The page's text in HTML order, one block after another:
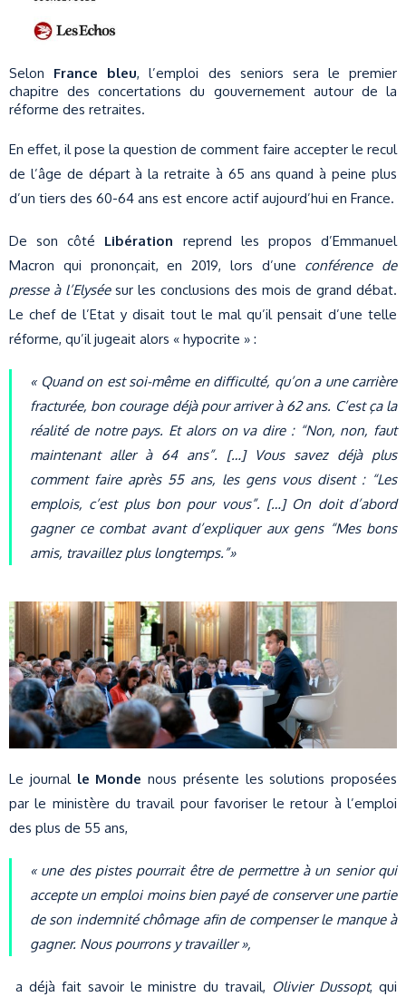
Selon France bleu, l’emploi des seniors sera le premier
chapitre des concertations du gouvernement autour de la
réforme des retraites.
En effet, il pose la question de comment faire accepter le recul
de l’âge de départ à la retraite à 65 ans quand à peine plus
d’un tiers des 60-64 ans est encore actif aujourd’hui en France.
De son côté Libération reprend les propos d’Emmanuel
Macron qui prononçait, en 2019, lors d’une conférence de
presse à l’Elyséesur les conclusions des mois de grand débat.
Le chef de l’Etat y disait tout le mal qu’il pensait d’une telle
réforme, qu’il jugeait alors « hypocrite » :
« Quand on est soi-même en difficulté, qu’on a une carrière
fracturée, bon courage déjà pour arriver à 62 ans. C’est ça la
réalité de notre pays. Et alors on va dire : “Non, non, faut
maintenant aller à 64 ans”. […] Vous savez déjà plus
comment faire après 55 ans, les gens vous disent : “Les
emplois, c’est plus bon pour vous”. […] On doit d’abord
gagner ce combat avant d’expliquer aux gens “Mes bons
amis, travaillez plus longtemps.”»
Le journal le Monde nous présente les solutions proposées
par le ministère du travail pour favoriser le retour à l’emploi
des plus de 55 ans,
« une des pistes pourrait être de permettre à un senior qui
accepte un emploi moins bien payé de conserver une partie
de son indemnité chômage afin de compenser le manque à
gagner. Nous pourrons y travailler »,
a déjà fait savoir le ministre du travail, Olivier Dussopt, qui